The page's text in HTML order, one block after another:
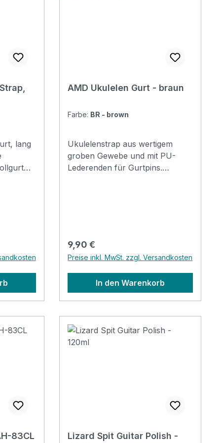
lang
AMD Ukulelen Gurt - braun
Farbe: BR - brown
Ukulelenstrap aus wertigem
groben Gewebe und mit PU-
Lederenden für Gurtpins.
Regulärer Preis:
9,90 €
Preise inkl. MwSt. zzgl. Versandkosten
In den Warenkorb
83CL
Lizard Spit Guitar Polish -